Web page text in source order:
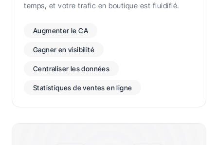
temps, et votre trafic en boutique est fluidifié.
Augmenter le CA
Gagner en visibilité
Centraliser les données
Statistiques de ventes en ligne